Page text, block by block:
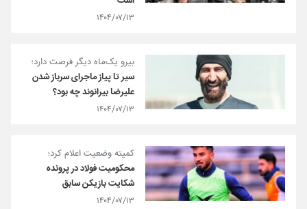
۱۴۰۴/۰۷/۱۳
بیرو یک‌ماه دیگر فرصت دارد؛
سیر تا پیاز ماجرای سرباز شدن
علیرضا بیرانوند چه بود؟
۱۴۰۴/۰۷/۱۳
کمیته وضعیت اعلام کرد؛
محکومیت فولاد در پرونده
شکایت بازیکن سابق
۱۴۰۴/۰۷/۱۳